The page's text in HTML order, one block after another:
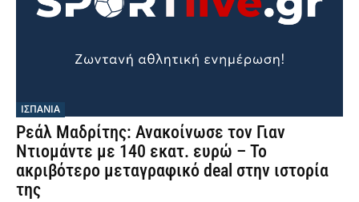
ΙΣΠΑΝΙΑ
Ρεάλ Μαδρίτης: Ανακοίνωσε τον Γιαν
Ντιομάντε με 140 εκατ. ευρώ – Το
ακριβότερο μεταγραφικό deal στην ιστορία
της